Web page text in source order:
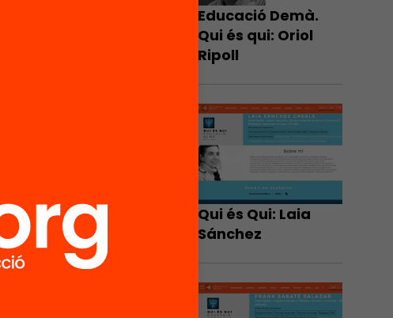
Educació Demà.
Qui és qui: Oriol
Ripoll
Qui és Qui: Laia
Sánchez